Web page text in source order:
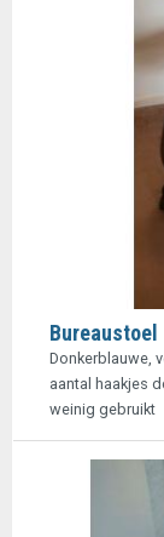
Bureaustoel
Donkerblauwe,
aantal haakjes
weinig gebruikt